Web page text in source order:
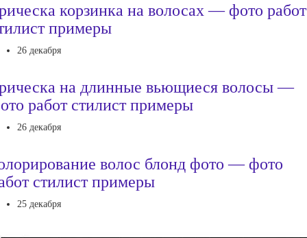
корзинка на волосах — фото работ
примеры
26 декабря
на длинные вьющиеся волосы —
работ стилист примеры
26 декабря
волос блонд фото — фото
стилист примеры
25 декабря